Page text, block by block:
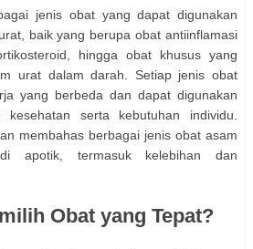
jenis obat yang dapat digunakan
baik yang berupa obat antiinflamasi
hingga obat khusus yang
urat dalam darah. Setiap jenis obat
yang berbeda dan dapat digunakan
serta kebutuhan individu.
membahas berbagai jenis obat asam
apotik, termasuk kelebihan dan
Obat yang Tepat?